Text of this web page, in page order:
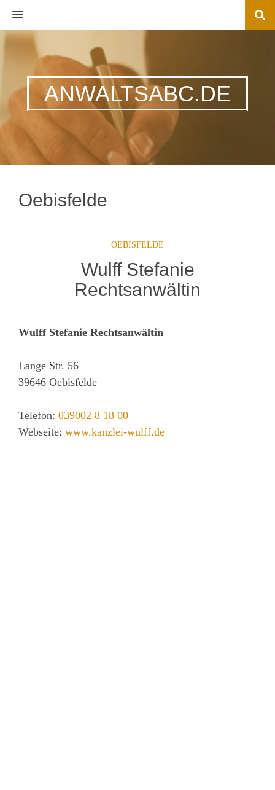
MENU
ANWALTSABC.DE
Oebisfelde
OEBISFELDE
Wulff Stefanie
Rechtsanwältin
Wulff Stefanie Rechtsanwältin
Lange Str. 56
39646 Oebisfelde
Telefon: 039002 8 18 00
Webseite: www.kanzlei-wulff.de